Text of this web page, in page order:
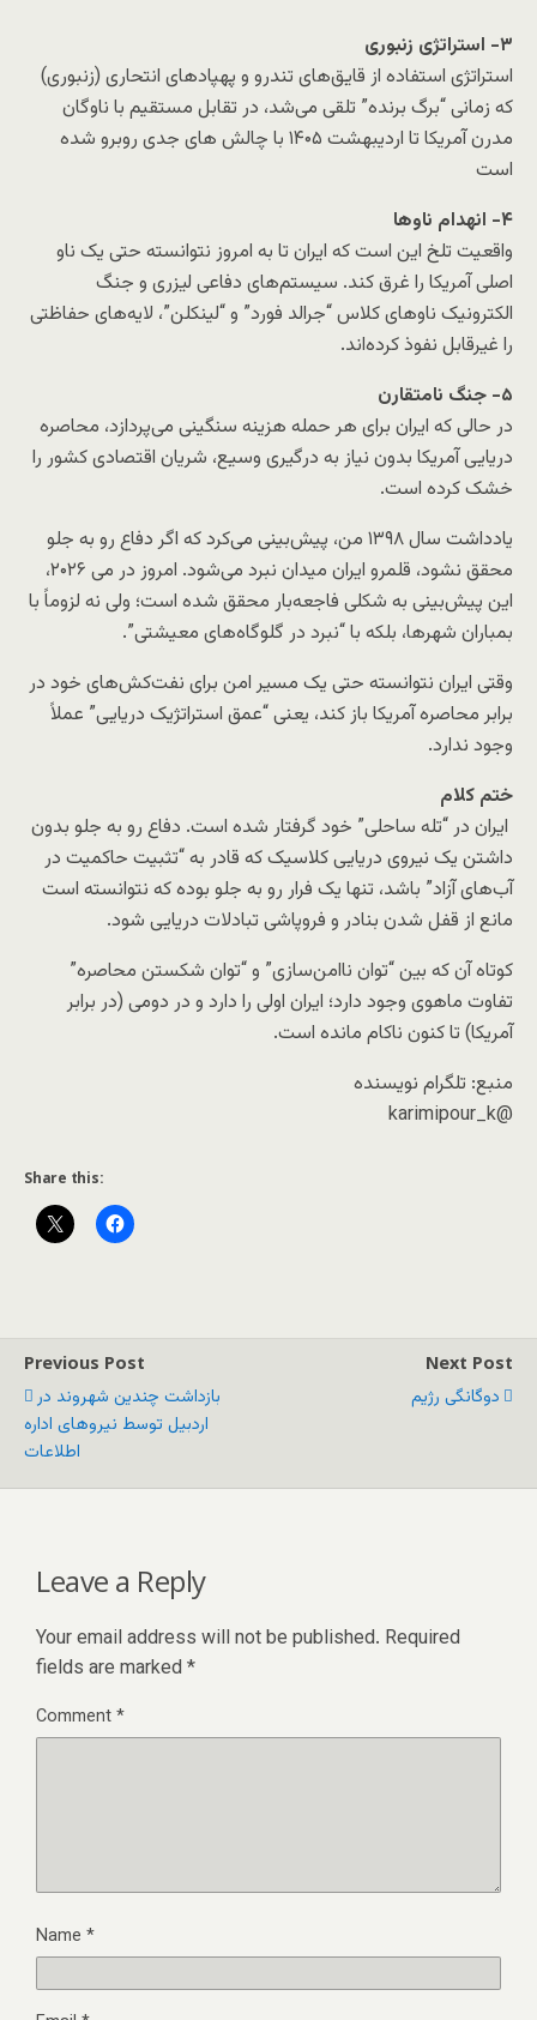
۳-​ استراتژی زنبوری
استراتژی استفاده از قایق‌های تندرو و پهپادهای انتحاری (زنبوری)
که زمانی “برگ برنده” تلقی می‌شد، در تقابل مستقیم با ناوگان
مدرن آمریکا تا اردیبهشت ۱۴۰۵ با چالش های جدی روبرو شده
است
۴- ​انهدام ناوها
واقعیت تلخ این است که ایران تا به امروز نتوانسته حتی یک ناو
اصلی آمریکا را غرق کند. سیستم‌های دفاعی لیزری و جنگ
الکترونیک ناوهای کلاس “جرالد فورد” و “لینکلن”، لایه‌های حفاظتی
را غیرقابل نفوذ کرده‌اند.
۵- ​جنگ‌ نامتقارن
در حالی که ایران برای هر حمله هزینه سنگینی می‌پردازد، محاصره
دریایی آمریکا بدون نیاز به درگیری وسیع، شریان اقتصادی کشور را
خشک کرده است.
​یادداشت سال ۱۳۹۸ من، پیش‌بینی می‌کرد که اگر دفاع رو به جلو
محقق نشود، قلمرو ایران میدان نبرد می‌شود. امروز در می ۲۰۲۶،
این پیش‌بینی به شکلی فاجعه‌بار محقق شده است؛ ولی نه لزوماً با
بمباران شهرها، بلکه با “نبرد در گلوگاه‌های معیشتی”.
وقتی ایران نتوانسته حتی یک مسیر امن برای نفت‌کش‌های خود در
برابر محاصره آمریکا باز کند، یعنی “عمق استراتژیک دریایی” عملاً
وجود ندارد.
ختم کلام
​ ایران در “تله ساحلی” خود گرفتار شده است. دفاع رو به جلو بدون
داشتن یک نیروی دریایی کلاسیک که قادر به “تثبیت حاکمیت در
آب‌های آزاد” باشد، تنها یک فرار رو به جلو بوده که نتوانسته است
مانع از قفل شدن بنادر و فروپاشی تبادلات دریایی شود.
​کوتاه آن‌ که بین “توان ناامن‌سازی” و “توان شکستن محاصره”
تفاوت ماهوی وجود دارد؛ ایران اولی را دارد و در دومی (در برابر
آمریکا) تا کنون ناکام مانده است.
منبع: تلگرام نویسنده
@karimipour_k
Share this:
Previous Post
بازداشت چندین شهروند در
اردبیل توسط نیروهای اداره
اطلاعات
Next Post
دوگانگی رژیم
Leave a Reply
Your email address will not be published. Required
fields are marked *
Comment*
Name *